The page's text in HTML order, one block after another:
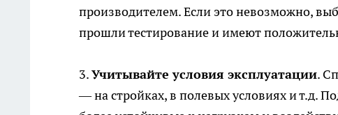
производителем. Если это невозможно,
прошли тестирование и имеют
3.Учитывайте условия эксплуатации.
— на стройках, в полевых условиях и т.д.